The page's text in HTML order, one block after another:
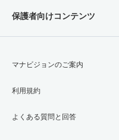
保護者向けコンテンツ
マナビジョンのご案内
利用規約
よくある質問と回答